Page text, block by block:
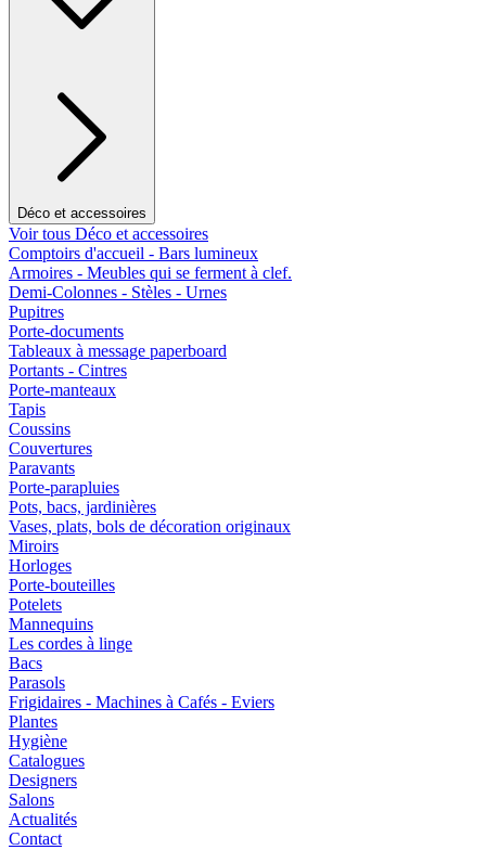
Déco et accessoires
Voir tous Déco et accessoires
Comptoirs d'accueil - Bars lumineux
Armoires - Meubles qui se ferment à clef.
Demi-Colonnes - Stèles - Urnes
Pupitres
Porte-documents
Tableaux à message paperboard
Portants - Cintres
Porte-manteaux
Tapis
Coussins
Couvertures
Paravants
Porte-parapluies
Pots, bacs, jardinières
Vases, plats, bols de décoration originaux
Miroirs
Horloges
Porte-bouteilles
Potelets
Mannequins
Les cordes à linge
Bacs
Parasols
Frigidaires - Machines à Cafés - Eviers
Plantes
Hygiène
Catalogues
Designers
Salons
Actualités
Contact